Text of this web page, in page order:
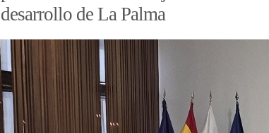
desarrollo de La Palma